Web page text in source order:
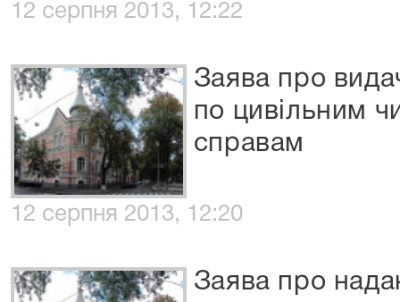
12 серпня 2013, 12:22
Заява про
по цивільним
справам
12 серпня 2013, 12:20
Заява про